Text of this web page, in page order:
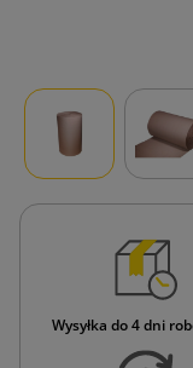
Wysyłka do 4 dni